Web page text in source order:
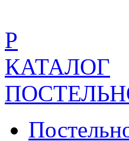
Р
КАТАЛОГ